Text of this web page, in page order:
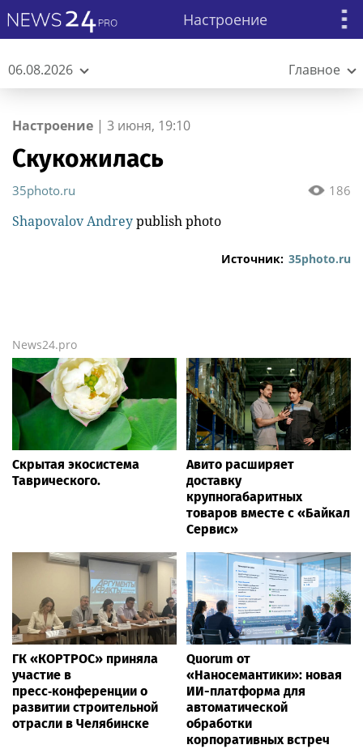
Настроение
06.08.2026 Главное
Настроение | 3 июня, 19:10
Скукожилась
186
35photo.ru
Shapovalov Andreypublish photo
Источник: 35photo.ru
News24.pro
Скрытая экосистема
Таврического.
Авито расширяет
доставку
крупногабаритных
товаров вместе с «Байкал
Сервис»
ГК «КОРТРОС» приняла
участие в
пресс‑конференции о
развитии строительной
отрасли в Челябинске
Quorum от
«Наносемантики»: новая
ИИ-платформа для
автоматической
обработки
корпоративных встреч